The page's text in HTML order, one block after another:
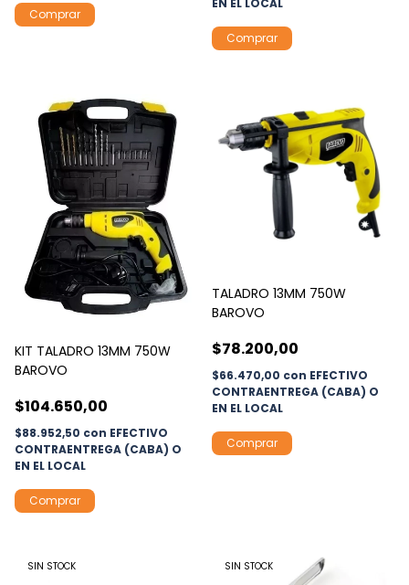
Comprar
Comprar
KIT TALADRO 13MM 750W
BAROVO
$104.650,00
$88.952,50 con EFECTIVO
CONTRAENTREGA (CABA) O
EN EL LOCAL
TALADRO 13MM 750W
BAROVO
$78.200,00
$66.470,00 con EFECTIVO
CONTRAENTREGA (CABA) O
EN EL LOCAL
SIN STOCK SIN STOCK